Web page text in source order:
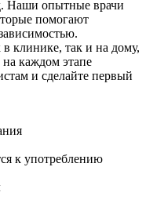
Наши опытные врачи
помогают
клинике, так и на дому,
на каждом этапе
и сделайте первый
к употреблению